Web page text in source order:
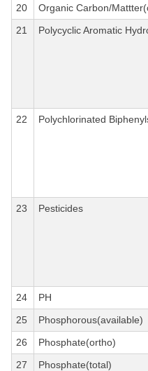
20
Organic Carbon/
21
Polycyclic Aromatic
22
Polychlorinated
23
Pesticides
24
PH
25
Phosphorous(available)
26
Phosphate(ortho)
27
Phosphate(total)